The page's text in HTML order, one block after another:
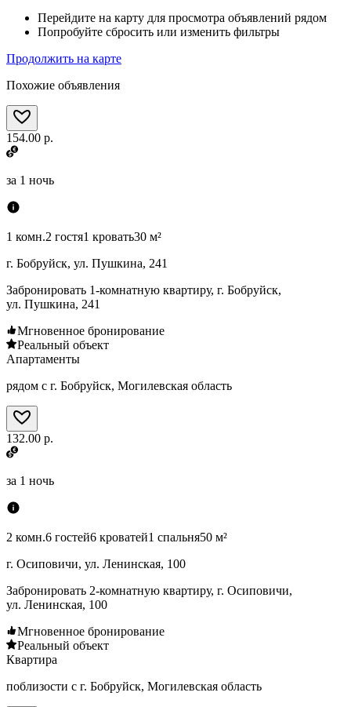
Перейдите на карту для просмотра объявлений рядом
Попробуйте сбросить или изменить фильтры
Продолжить на карте
Похожие объявления
154.00 р.
за 1 ночь
1 комн.2 гостя1 кровать30 м²
г. Бобруйск, ул. Пушкина, 241
Забронировать 1-комнатную квартиру, г. Бобруйск,
ул. Пушкина, 241
Мгновенное бронирование
Реальный объект
Апартаменты
рядом с г. Бобруйск, Могилевская область
132.00 р.
за 1 ночь
2 комн.6 гостей6 кроватей1 спальня50 м²
г. Осиповичи, ул. Ленинская, 100
Забронировать 2-комнатную квартиру, г. Осиповичи,
ул. Ленинская, 100
Мгновенное бронирование
Реальный объект
Квартира
поблизости с г. Бобруйск, Могилевская область